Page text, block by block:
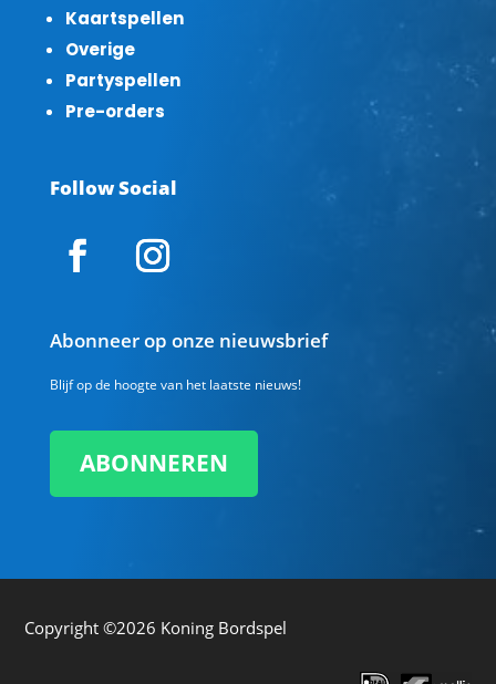
Kaartspellen
Overige
Partyspellen
Pre-orders
Follow Social
Abonneer op onze nieuwsbrief
Blijf op de hoogte van het laatste nieuws!
ABONNEREN
Copyright ©2026 Koning Bordspel